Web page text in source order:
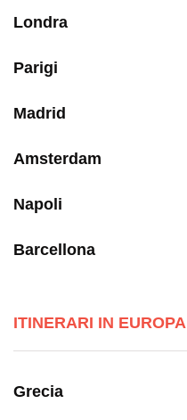
Londra
Parigi
Madrid
Amsterdam
Napoli
Barcellona
ITINERARI IN EUROPA
Grecia